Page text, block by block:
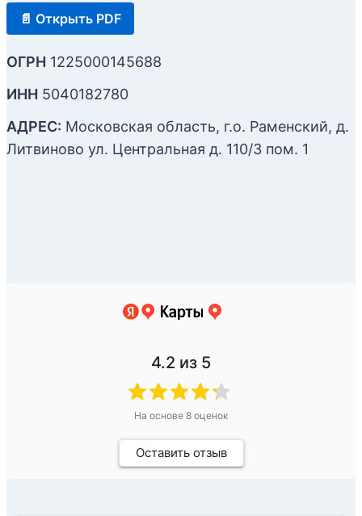
📄 Открыть PDF
ОГРН 1225000145688
ИНН 5040182780
АДРЕС: Московская область, г.о. Раменский, д.
Литвиново ул. Центральная д. 110/3 пом. 1
4.2 из 5
На основе 8 оценок
Оставить отзыв